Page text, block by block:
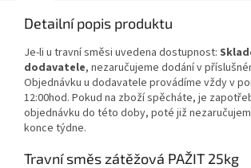
Detailní popis produktu
Je-li u travní směsi uvedena dostupnost:
dodavatele, nezaručujeme dodání v
Objednávku u dodavatele provádíme vždy v
12:00hod. Pokud na zboží spěcháte, je
objednávku do této doby, poté již
konce týdne.
Travní směs zátěžová PAŽIT 25kg